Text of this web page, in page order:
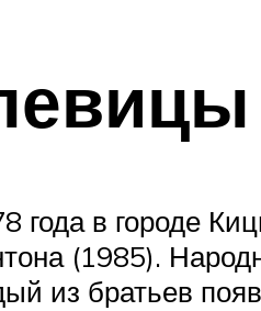
в городе
(1985).
из братьев